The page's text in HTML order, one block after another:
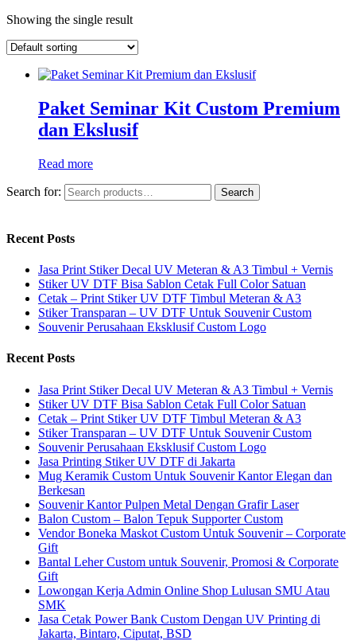
Showing the single result
Paket Seminar Kit Custom Premium
dan Ekslusif
Read more
Search for: Search
Recent Posts
Jasa Print Stiker Decal UV Meteran & A3 Timbul + Vernis
Stiker UV DTF Bisa Sablon Cetak Full Color Satuan
Cetak – Print Stiker UV DTF Timbul Meteran & A3
Stiker Transparan – UV DTF Untuk Souvenir Custom
Souvenir Perusahaan Eksklusif Custom Logo
Recent Posts
Jasa Print Stiker Decal UV Meteran & A3 Timbul + Vernis
Stiker UV DTF Bisa Sablon Cetak Full Color Satuan
Cetak – Print Stiker UV DTF Timbul Meteran & A3
Stiker Transparan – UV DTF Untuk Souvenir Custom
Souvenir Perusahaan Eksklusif Custom Logo
Jasa Printing Stiker UV DTF di Jakarta
Mug Keramik Custom Untuk Souvenir Kantor Elegan dan
Berkesan
Souvenir Kantor Pulpen Metal Dengan Grafir Laser
Balon Custom – Balon Tepuk Supporter Custom
Vendor Boneka Maskot Custom Untuk Souvenir – Corporate
Gift
Bantal Leher Custom untuk Souvenir, Promosi & Corporate
Gift
Lowongan Kerja Admin Online Shop Lulusan SMU Atau
SMK
Jasa Cetak Power Bank Custom Dengan UV Printing di
Jakarta, Bintaro, Ciputat, BSD